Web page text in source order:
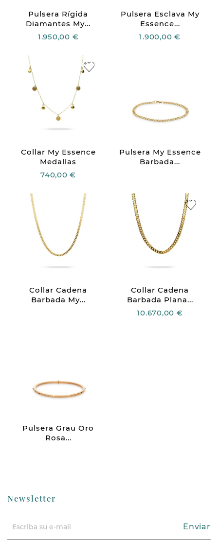
Pulsera Rígida
Diamantes My...
1.950,00 €
Pulsera Esclava My
Essence...
1.900,00 €
Collar My Essence
Medallas
740,00 €
Pulsera My Essence
Barbada...
Collar Cadena
Barbada My...
Collar Cadena
Barbada Plana...
10.670,00 €
Pulsera Grau Oro
Rosa...
Newsletter
Enviar